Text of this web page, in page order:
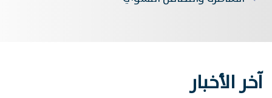
آخر الأخبار